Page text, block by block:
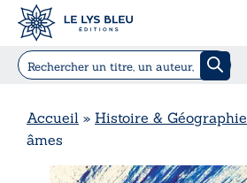
Accueil » Histoire & Géographie
âmes